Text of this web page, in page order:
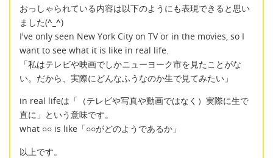
おっしゃられている内容は以下のようにも表現できると思い
ました(^_^)
I've only seen New York City on TV or in the movies, so I
want to see what it is like in real life.
「私はテレビや映画でしかニューヨーク市を見たことがな
い。だから、実際にどんなふうなのか生で見てみたい」
in real lifeは「（テレビや写真や動画ではなく）実際に生で
直に」という意味です。
what ○○ is like「○○がどのようであるか」
以上です。